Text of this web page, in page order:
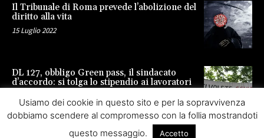
Il Tribunale di Roma prevede l’abolizione del
diritto alla vita
15 Luglio 2022
DL 127, obbligo Green pass, il sindacato
d’accordo: si tolga lo stipendio ai lavoratori
Usiamo dei cookie in questo sito e per la sopravvivenza
dobbiamo scendere al compromesso con la follia mostrandoti
questo messaggio.
Accetto